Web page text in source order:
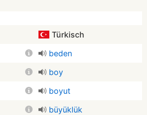
Türkisch
beden
boy
boyut
büyüklük